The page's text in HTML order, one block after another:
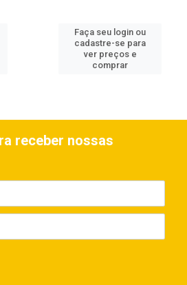
Faça seu login ou
cadastre-se para
ver preços e
comprar
receber nossas